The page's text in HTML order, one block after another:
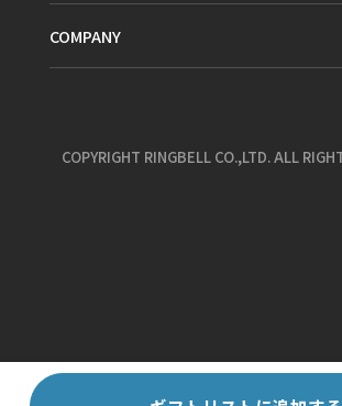
COMPANY
COPYRIGHT RINGBELL CO.,LTD. ALL